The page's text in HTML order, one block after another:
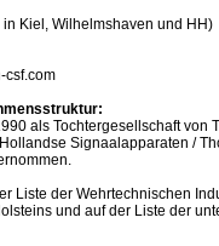
Kiel, Wilhelmshaven und HH)
csf.com
als Tochtergesellschaft von
Signaalapparaten /
Liste der Wehrtechnischen
und auf der Liste der